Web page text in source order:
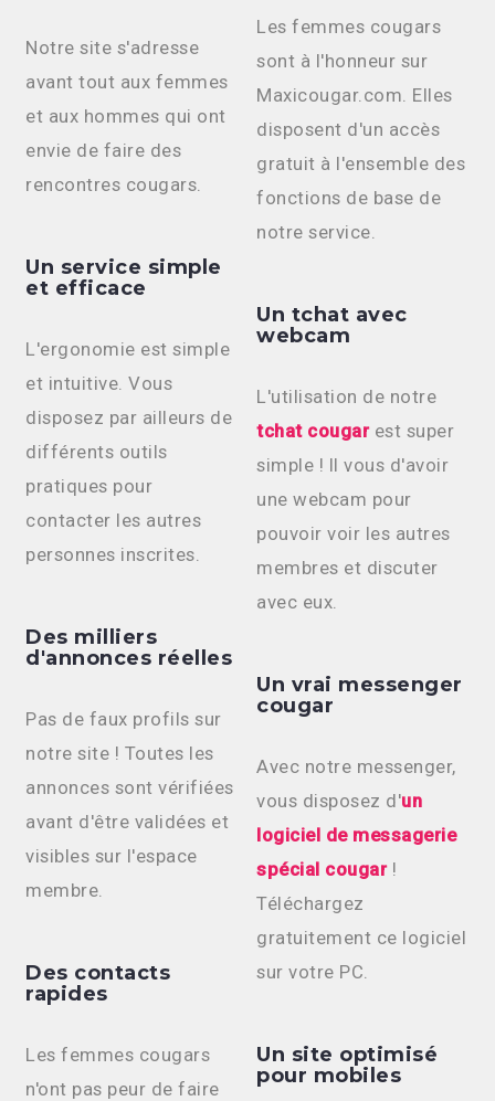
Notre site s'adresse
avant tout aux femmes
et aux hommes qui ont
envie de faire des
rencontres cougars.
Un service simple
et efficace
L'ergonomie est simple
et intuitive. Vous
disposez par ailleurs de
différents outils
pratiques pour
contacter les autres
personnes inscrites.
Des milliers
d'annonces réelles
Pas de faux profils sur
notre site ! Toutes les
annonces sont vérifiées
avant d'être validées et
visibles sur l'espace
membre.
Des contacts
rapides
Les femmes cougars
n'ont pas peur de faire
Les femmes cougars
sont à l'honneur sur
Maxicougar.com. Elles
disposent d'un accès
gratuit à l'ensemble des
fonctions de base de
notre service.
Un tchat avec
webcam
L'utilisation de notre
tchat cougarest super
simple ! Il vous d'avoir
une webcam pour
pouvoir voir les autres
membres et discuter
avec eux.
Un vrai messenger
cougar
Avec notre messenger,
vous disposez d'un
logiciel de messagerie
spécial cougar!
Téléchargez
gratuitement ce logiciel
sur votre PC.
Un site optimisé
pour mobiles